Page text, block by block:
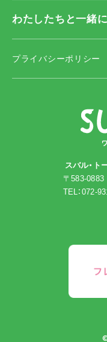
わたしたちと一緒に
プライバシーポリシー
スバル・ト
〒583-
TEL：072-